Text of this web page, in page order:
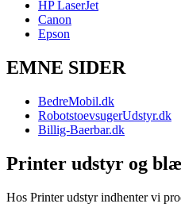
HP LaserJet
Canon
Epson
EMNE SIDER
BedreMobil.dk
RobotstoevsugerUdstyr.dk
Billig-Baerbar.dk
Printer udstyr og
Hos Printer udstyr indhenter vi